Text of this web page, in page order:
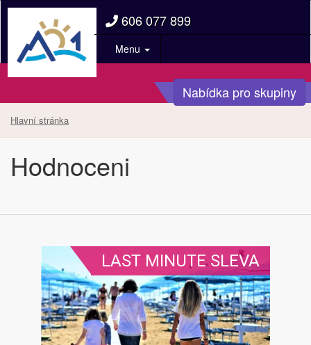
606 077 899
Menu
Nabídka pro skupiny
Hlavní stránka
Hodnoceni
LAST MINUTE SLEVA